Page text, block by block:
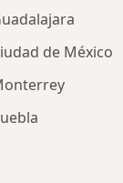
de México